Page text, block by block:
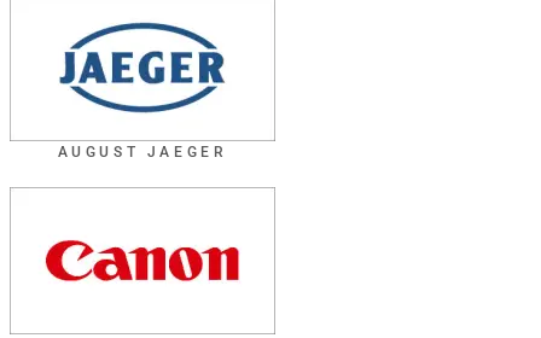
AUGUST JAEGER